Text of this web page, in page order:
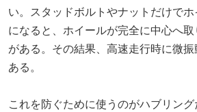
い。スタッドボルトやナットだけで
になると、ホイールが完全に中心へ
がある。その結果、高速走行時に微
ある。
これを防ぐために使うのがハブリン